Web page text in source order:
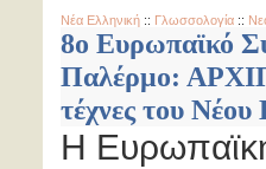
Νέα Ελληνική :: Γλωσσολογία ::
8ο Ευρωπαϊκό
Παλέρμο:
τέχνες του
Η